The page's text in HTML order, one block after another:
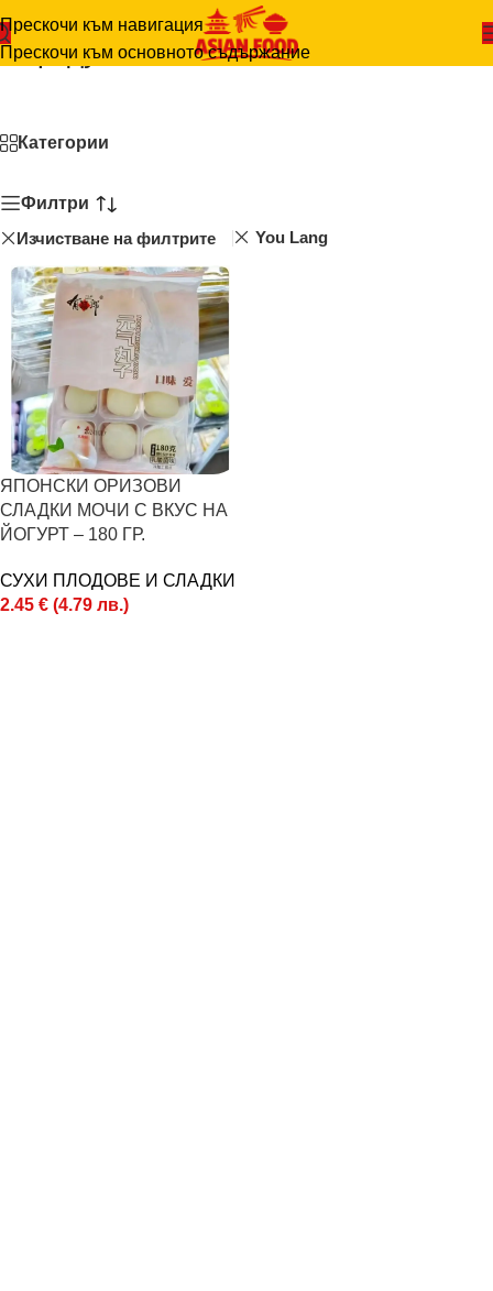
Прескочи към навигация
Прескочи към основното съдържание
Продукти
Категории
Филтри
Изчистване на филтрите
You Lang
ЯПОНСКИ ОРИЗОВИ
СЛАДКИ МOЧИ С ВКУС НА
ЙОГУРТ – 180 ГР.
СУХИ ПЛОДОВЕ И СЛАДКИ
2.45 € (4.79 лв.)